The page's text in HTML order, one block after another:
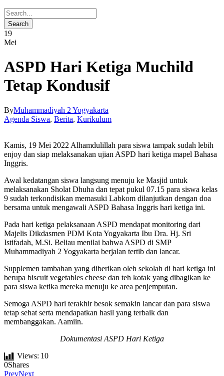
19
Mei
ASPD Hari Ketiga Muchild
Tetap Kondusif
ByMuhammadiyah 2 Yogyakarta
Agenda Siswa, Berita, Kurikulum
Kamis, 19 Mei 2022 Alhamdulillah para siswa tampak sudah lebih
enjoy dan siap melaksanakan ujian ASPD hari ketiga mapel Bahasa
Inggris.
Awal kedatangan siswa langsung menuju ke Masjid untuk
melaksanakan Sholat Dhuha dan tepat pukul 07.15 para siswa kelas
9 sudah terkondisikan memasuki Labkom dilanjutkan dengan doa
bersama untuk mengawali ASPD Bahasa Inggris hari ketiga ini.
Pada hari ketiga pelaksanaan ASPD mendapat monitoring dari
Majelis Dikdasmen PDM Kota Yogyakarta Ibu Dra. Hj. Sri
Istifadah, M.Si. Beliau menilai bahwa ASPD di SMP
Muhammadiyah 2 Yogyakarta berjalan tertib dan lancar.
Supplemen tambahan yang diberikan oleh sekolah di hari ketiga ini
berupa biscuit vegetables cheese dan teh kotak yang dibagikan ke
para siswa ketika mereka menuju ke area penjemputan.
Semoga ASPD hari terakhir besok semakin lancar dan para siswa
tetap sehat serta mendapatkan hasil yang terbaik dan
membanggakan. Aamiin.
Dokumentasi ASPD Hari Ketiga
Views: 10
0Shares
PrevNext